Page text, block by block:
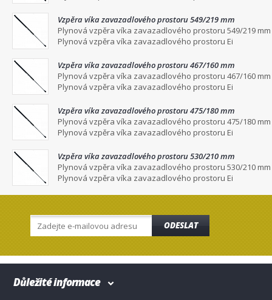
Vzpěra víka zavazadlového prostoru 549/219 mm
Plynová vzpěra víka zavazadlového prostoru 549/219 mm
Plynová vzpěra víka zavazadlového prostoru Ei
Vzpěra víka zavazadlového prostoru 467/160 mm
Plynová vzpěra víka zavazadlového prostoru 467/160 mm
Plynová vzpěra víka zavazadlového prostoru Ei
Vzpěra víka zavazadlového prostoru 475/180 mm
Plynová vzpěra víka zavazadlového prostoru 475/180 mm
Plynová vzpěra víka zavazadlového prostoru Ei
Vzpěra víka zavazadlového prostoru 530/210 mm
Plynová vzpěra víka zavazadlového prostoru 530/210 mm
Plynová vzpěra víka zavazadlového prostoru Ei
ODESLAT
Důležité informace